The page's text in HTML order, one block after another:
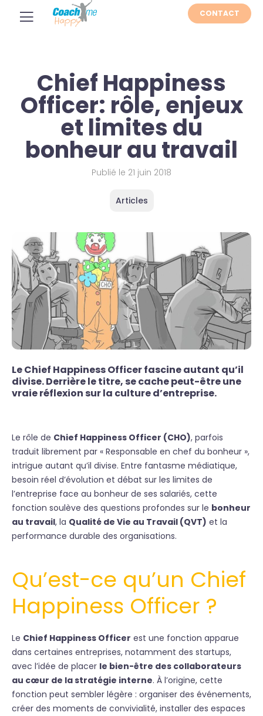
CONTACT
Chief Happiness
Officer: rôle, enjeux
et limites du
bonheur au travail
Publié le 21 juin 2018
Articles
Le Chief Happiness Officer fascine autant qu’il
divise. Derrière le titre, se cache peut-être une
vraie réflexion sur la culture d’entreprise.
Le rôle de Chief Happiness Officer (CHO), parfois
traduit librement par « Responsable en chef du bonheur »,
intrigue autant qu’il divise. Entre fantasme médiatique,
besoin réel d’évolution et débat sur les limites de
l’entreprise face au bonheur de ses salariés, cette
fonction soulève des questions profondes sur le bonheur
au travail, la Qualité de Vie au Travail (QVT) et la
performance durable des organisations.
Qu’est-ce qu’un Chief
Happiness Officer ?
Le Chief Happiness Officer est une fonction apparue
dans certaines entreprises, notamment des startups,
avec l’idée de placer le bien-être des collaborateurs
au cœur de la stratégie interne. À l’origine, cette
fonction peut sembler légère : organiser des événements,
créer des moments de convivialité, installer des espaces